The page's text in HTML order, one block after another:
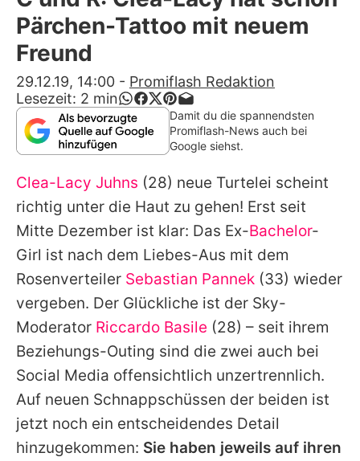
Alle Themen auf Promiflash
App runterladen
Team
Redaktionelle Richtlinien
Impressum
Datenschutzerklärung
Nutzungsbedingungen
Utiq verwalten
Pärchen-Tattoo mit neuem
Freund
29.12.19, 14:00 - Promiflash Redaktion
Lesezeit: 2 min
Damit du die spannendsten
Promiflash-News auch bei
Google siehst.
Clea-Lacy Juhns (28) neue Turtelei scheint
richtig unter die Haut zu gehen! Erst seit
Mitte Dezember ist klar: Das Ex-Bachelor-
Girl ist nach dem Liebes-Aus mit dem
Rosenverteiler Sebastian Pannek (33) wieder
vergeben. Der Glückliche ist der Sky-
Moderator Riccardo Basile (28) – seit ihrem
Beziehungs-Outing sind die zwei auch bei
Social Media offensichtlich unzertrennlich.
Auf neuen Schnappschüssen der beiden ist
jetzt noch ein entscheidendes Detail
hinzugekommen: Sie haben jeweils auf ihren